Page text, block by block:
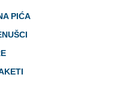
PIĆA